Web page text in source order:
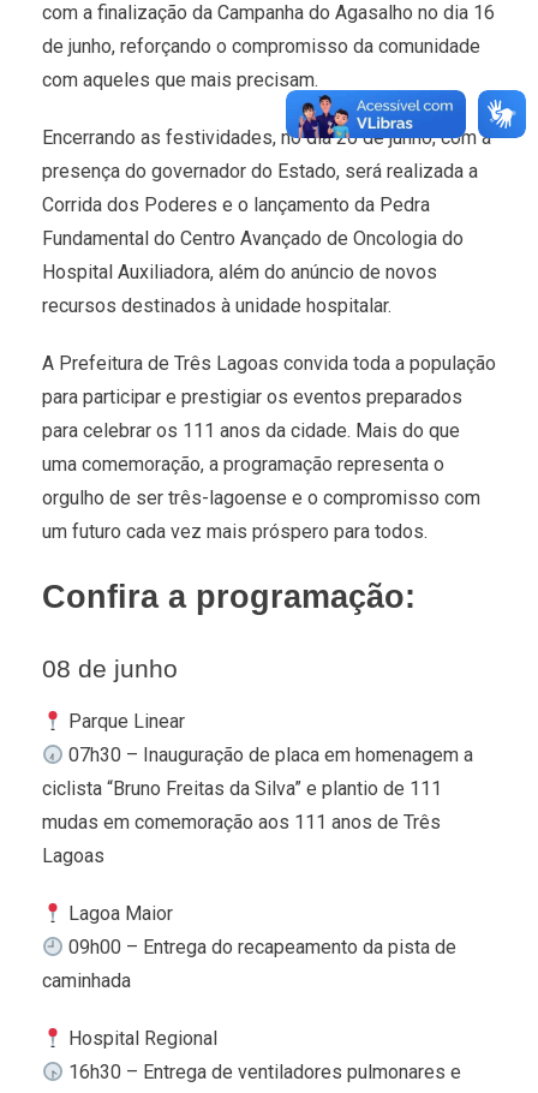
com a finalização da Campanha do Agasalho no dia 16
de junho, reforçando o compromisso da comunidade
com aqueles que mais precisam.
Encerrando as festividades, no dia 20 de junho, com a
presença do governador do Estado, será realizada a
Corrida dos Poderes e o lançamento da Pedra
Fundamental do Centro Avançado de Oncologia do
Hospital Auxiliadora, além do anúncio de novos
recursos destinados à unidade hospitalar.
A Prefeitura de Três Lagoas convida toda a população
para participar e prestigiar os eventos preparados
para celebrar os 111 anos da cidade. Mais do que
uma comemoração, a programação representa o
orgulho de ser três-lagoense e o compromisso com
um futuro cada vez mais próspero para todos.
Confira a programação:
08 de junho
Parque Linear
07h30 – Inauguração de placa em homenagem a
ciclista “Bruno Freitas da Silva” e plantio de 111
mudas em comemoração aos 111 anos de Três
Lagoas
Lagoa Maior
09h00 – Entrega do recapeamento da pista de
caminhada
Hospital Regional
16h30 – Entrega de ventiladores pulmonares e